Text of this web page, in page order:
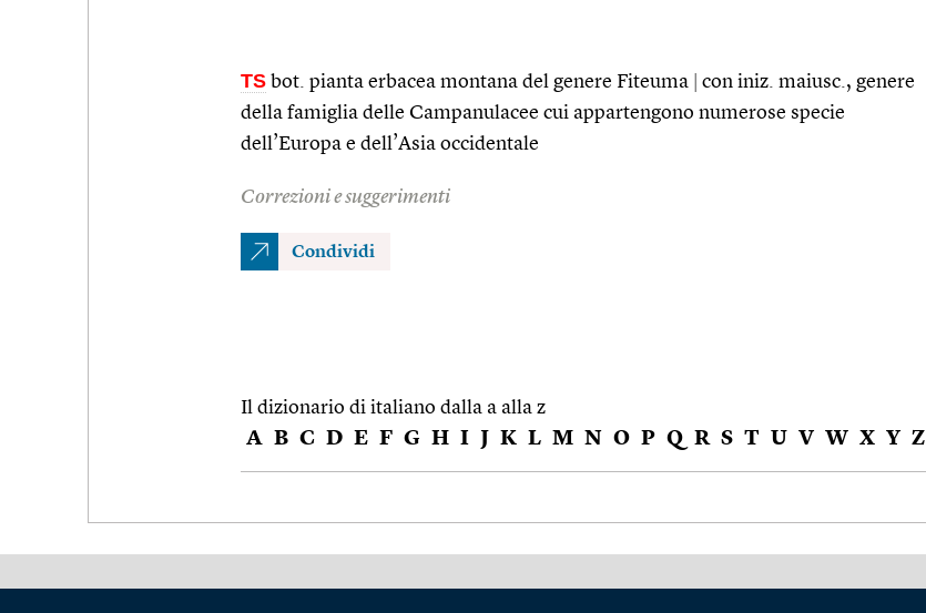
TS bot. pianta erbacea montana del genere Fiteuma
con iniz. maiusc., genere
della famiglia delle Campanulacee cui appartengono numerose specie
dell’Europa e dell’Asia occidentale
Correzioni e suggerimenti
Condividi
Il dizionario di italiano dalla a alla z
A B C D E F G H I J K L M N O P Q R S T U V W X Y Z